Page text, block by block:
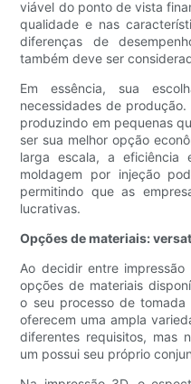
viável do ponto de vista
qualidade e nas
diferenças de
também deve ser
Em essência, sua
necessidades de
produzindo em pequenas
ser sua melhor opção
larga escala, a eficiência
moldagem por injeção
permitindo que as
lucrativas.
Opções de materiais:
Ao decidir entre
opções de materiais
o seu processo de
oferecem uma ampla
diferentes requisitos, mas
um possui seu próprio